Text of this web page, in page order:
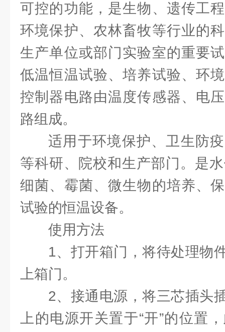
可控的功能，是生物、遗传工
环境保护、农林畜牧等行业的
生产单位或部门实验室的重要
低温恒温试验、培养试验、环
控制器电路由温度传感器、电
路组成。
适用于环境保护、卫生防
等科研、院校和生产部门。是
细菌、霉菌、微生物的培养、
试验的恒温设备。
使用方法
1、打开箱门，将待处理物
上箱门。
2、接通电源，将三芯插头
上的电源开关置于“开”的位置